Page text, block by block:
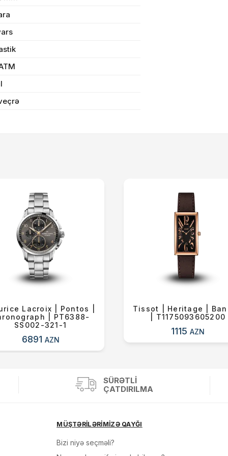
Lacroix | Pontos |
| PT6388-
SS002-321-1
6891 AZN
Tissot | Heritage |
| T1175093605200
1115AZN
SÜRƏTLI
ÇATDIRILMA
MÜŞTƏRİLƏRİMİZƏ QAYĞI
Bizi niyə seçməli?